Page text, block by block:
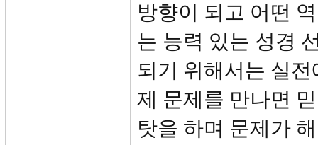
방향이 되고 어떤
는 능력 있는 성경
되기 위해서는 실
제 문제를 만나면
탓을 하며 문제가